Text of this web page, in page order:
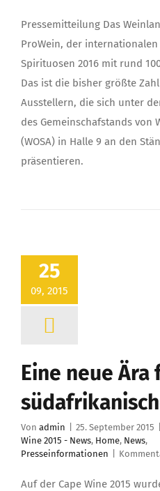
Pressemitteilung Das
ProWein, der internationalen
Spirituosen 2016 mit rund
Das ist die bisher größte
Ausstellern, die sich unter
des Gemeinschafstands von
(WOSA) in Halle 9 an den
präsentieren.
25
09, 2015
Eine neue Ära
Von admin 25. September 2015
Wine 2015 - News, Home, News,
Presseinformationen
Auf der Cape Wine 2015